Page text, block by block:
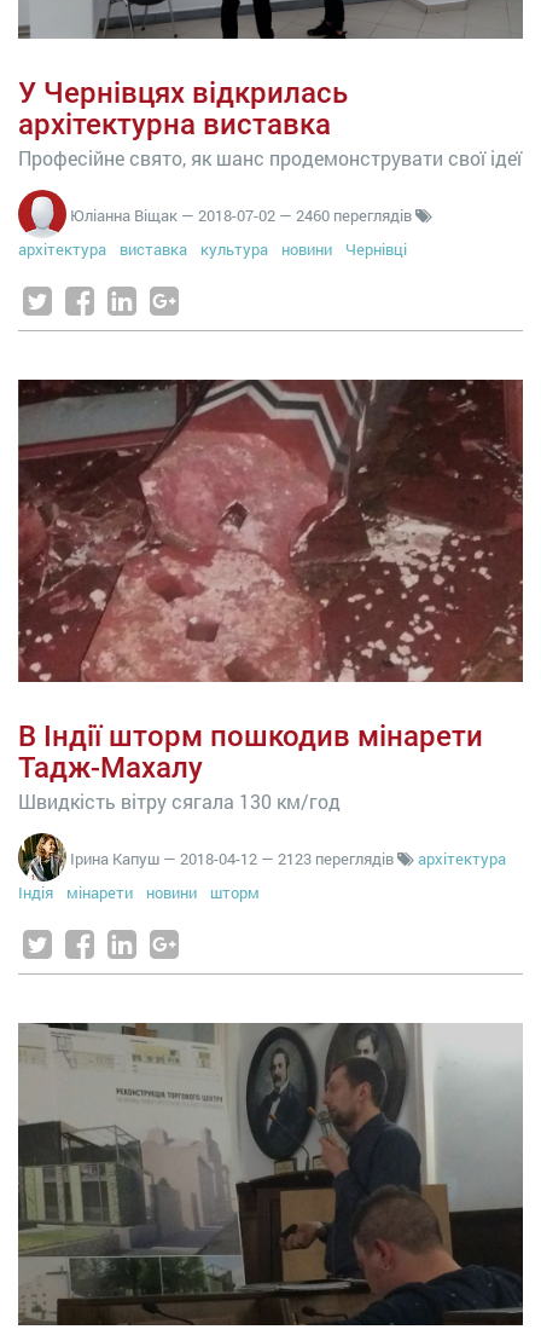
У Чернівцях відкрилась
архітектурна виставка
Професійне свято, як шанс продемонструвати свої ідеї
Юліанна Віщак — 2018-07-02 — 2460 переглядів
архітектура
виставка культура новини Чернівці
В Індії шторм пошкодив мінарети
Тадж-Махалу
Швидкість вітру сягала 130 км/год
Ірина Капуш — 2018-04-12 — 2123 переглядів
архітектура
Індія
мінарети новини шторм